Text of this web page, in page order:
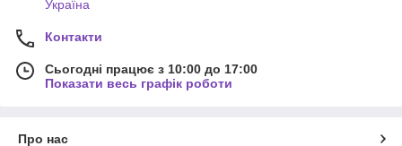
Україна
Контакти
Сьогодні працює з 10:00 до 17:00
Показати весь графік роботи
Про нас